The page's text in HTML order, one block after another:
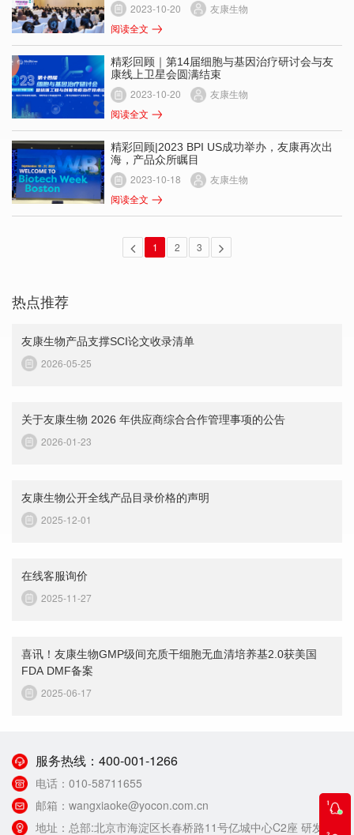
2023-10-20
友康生物
阅读全文
精彩回顾｜第14届细胞与基因治疗研讨会与友
康线上卫星会圆满结束
2023-10-20
友康生物
阅读全文
精彩回顾|2023 BPI US成功举办，友康再次出
海，产品众所瞩目
2023-10-18
友康生物
阅读全文
1 2 3
热点推荐
友康生物产品支撑SCI论文收录清单
2026-05-25
关于友康生物 2026 年供应商综合合作管理事项的公告
2026-01-23
友康生物公开全线产品目录价格的声明
2025-12-01
在线客服询价
2025-11-27
喜讯！友康生物GMP级间充质干细胞无血清培养基2.0获美国
FDA DMF备案
2025-06-17
服务热线： 400-001-1266
电话： 010-58711655
邮箱： wangxiaoke@yocon.com.cn
地址： 总部:北京市海淀区长春桥路11号亿城中心C2座 研发生